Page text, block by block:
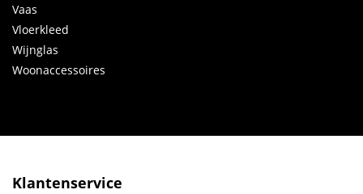
Vaas
Vloerkleed
Wijnglas
Woonaccessoires
Klantenservice